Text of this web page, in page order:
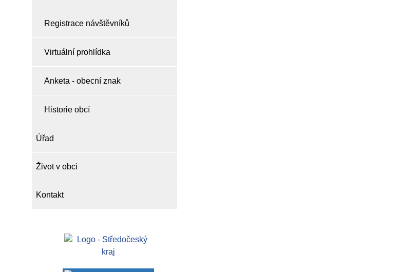
Registrace návštěvníků
Virtuální prohlídka
Anketa - obecní znak
Historie obcí
Úřad
Život v obci
Kontakt